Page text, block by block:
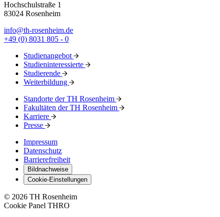
Hochschulstraße 1
83024 Rosenheim
info@th-rosenheim.de
+49 (0) 8031 805 - 0
Studienangebot
Studieninteressierte
Studierende
Weiterbildung
Standorte der TH Rosenheim
Fakultäten der TH Rosenheim
Karriere
Presse
Impressum
Datenschutz
Barrierefreiheit
Bildnachweise
Cookie-Einstellungen
© 2026 TH Rosenheim
Cookie Panel THRO